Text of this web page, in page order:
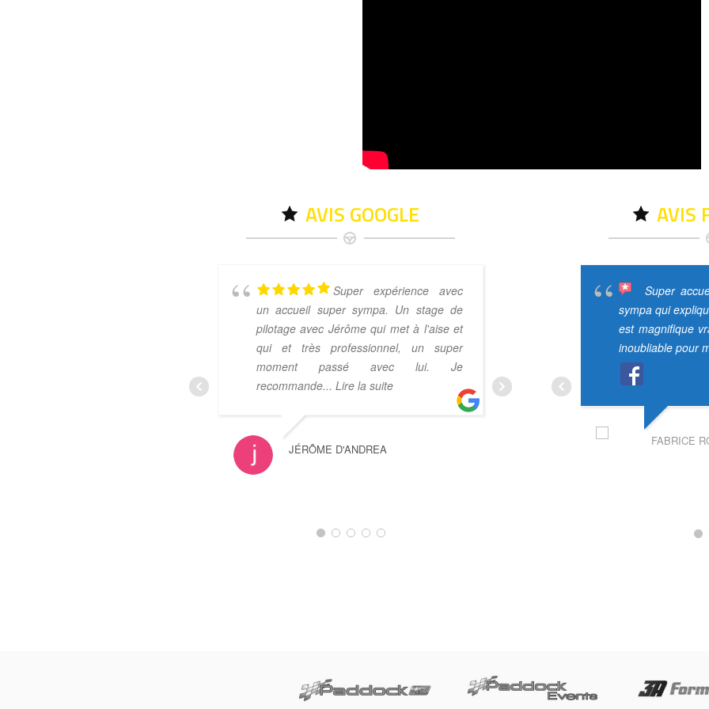
AVIS GOOGLE
Super expérience avec
un accueil super sympa. Un stage de
pilotage avec Jérôme qui met à l'aise et
qui et très professionnel, un super
moment passé avec lui. Je
recommande... Lire la suite
JÉRÔME D'ANDREA
Expérience
pour le stage de pilotage. Des
très gentils, surtout Gilles,
étais tout au long de mon
Très pédagogue, et vous fait
très ... Lire la suite
AVIS
Super
sympa qui
est magnifique
inoubliable pour
FABRICE